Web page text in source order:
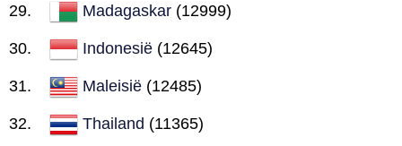
Madagaskar (12999)
Indonesië (12645)
Maleisië (12485)
Thailand (11365)